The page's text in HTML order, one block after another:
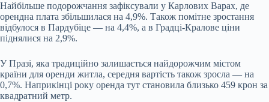
Найбільше подорожчання зафіксували у Карлових Варах, де
орендна плата збільшилася на 4,9%. Також помітне зростання
відбулося в Пардубіце — на 4,4%, а в Градці-Кралове ціни
піднялися на 2,9%.
У Празі, яка традиційно залишається найдорожчим містом
країни для оренди житла, середня вартість також зросла — на
0,7%. Наприкінці року оренда тут становила близько 459 крон за
квадратний метр.